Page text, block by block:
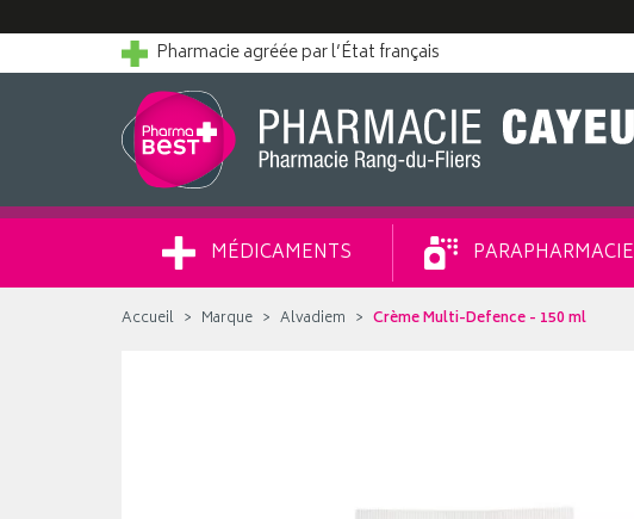
Pharmacie agréée par l’État français
MÉDICAMENTS PARAPHARMACIE
Accueil Marque Alvadiem Crème Multi-Defence - 150 ml